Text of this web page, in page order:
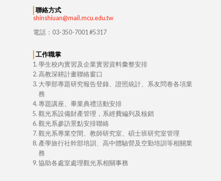
聯絡方式
shinshiuan@mail.mcu.edu.tw
電話：03-350-7001 #5317
工作職掌
學生校內實習及企業實習資料彙整安排
高教深耕計畫聯絡窗口
大學部專題研究報告登錄、證照統計、系友問卷各項業
務
專題講座、畢業典禮活動安排
觀光系設備財產管理，系經費編列及核銷
觀光系參訪景點安排聯絡
觀光系專業空間、教師研究室、碩士班研究室管理
產學旅行社幹部培訓、高中體驗營及空勤培訓等相關業
務
協助各處室處理觀光系相關事務